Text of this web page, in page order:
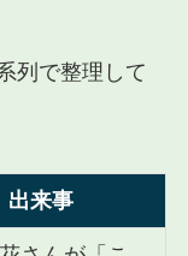
列で整理して
出来事